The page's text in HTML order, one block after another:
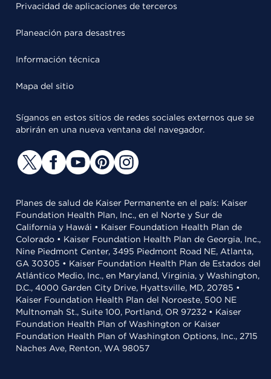
Privacidad de aplicaciones de terceros
Planeación para desastres
Información técnica
Mapa del sitio
Síganos en estos sitios de redes sociales externos que se
abrirán en una nueva ventana del navegador.
Planes de salud de Kaiser Permanente en el país: Kaiser
Foundation Health Plan, Inc., en el Norte y Sur de
California y Hawái • Kaiser Foundation Health Plan de
Colorado • Kaiser Foundation Health Plan de Georgia, Inc.,
Nine Piedmont Center, 3495 Piedmont Road NE, Atlanta,
GA 30305 • Kaiser Foundation Health Plan de Estados del
Atlántico Medio, Inc., en Maryland, Virginia, y Washington,
D.C., 4000 Garden City Drive, Hyattsville, MD, 20785 •
Kaiser Foundation Health Plan del Noroeste, 500 NE
Multnomah St., Suite 100, Portland, OR 97232 • Kaiser
Foundation Health Plan of Washington or Kaiser
Foundation Health Plan of Washington Options, Inc., 2715
Naches Ave, Renton, WA 98057